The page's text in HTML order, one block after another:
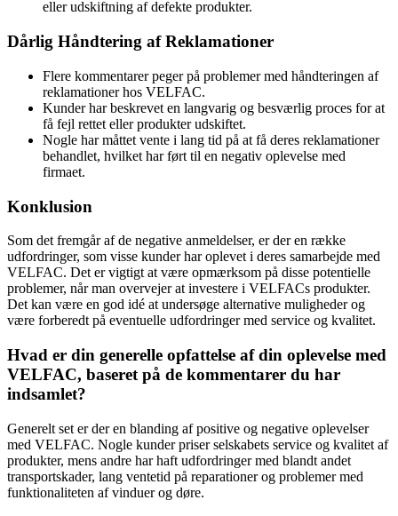
eller udskiftning af defekte produkter.
Dårlig Håndtering af Reklamationer
Flere kommentarer peger på problemer med håndteringen af
reklamationer hos VELFAC.
Kunder har beskrevet en langvarig og besværlig proces for at
få fejl rettet eller produkter udskiftet.
Nogle har måttet vente i lang tid på at få deres reklamationer
behandlet, hvilket har ført til en negativ oplevelse med
firmaet.
Konklusion
Som det fremgår af de negative anmeldelser, er der en række
udfordringer, som visse kunder har oplevet i deres samarbejde med
VELFAC. Det er vigtigt at være opmærksom på disse potentielle
problemer, når man overvejer at investere i VELFACs produkter.
Det kan være en god idé at undersøge alternative muligheder og
være forberedt på eventuelle udfordringer med service og kvalitet.
Hvad er din generelle opfattelse af din oplevelse med
VELFAC, baseret på de kommentarer du har
indsamlet?
Generelt set er der en blanding af positive og negative oplevelser
med VELFAC. Nogle kunder priser selskabets service og kvalitet af
produkter, mens andre har haft udfordringer med blandt andet
transportskader, lang ventetid på reparationer og problemer med
funktionaliteten af vinduer og døre.